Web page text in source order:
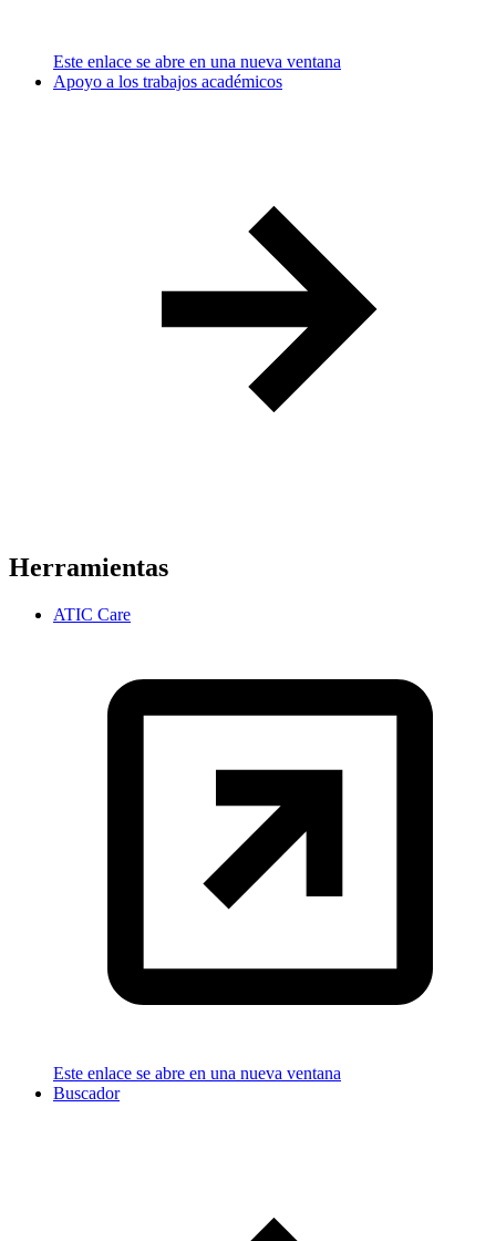
Este enlace se abre en una nueva ventana
Apoyo a los trabajos académicos
Herramientas
ATIC Care
Este enlace se abre en una nueva ventana
Buscador